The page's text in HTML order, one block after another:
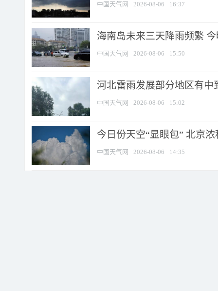
中国天气网 2026-08-06 16:37
海南岛未来三天降雨频繁
中国天气网 2026-08-06 15:50
河北雷雨发展部分地区有中
中国天气网 2026-08-06 15:02
今日份天空“显眼包” 北京
中国天气网 2026-08-06 14:35